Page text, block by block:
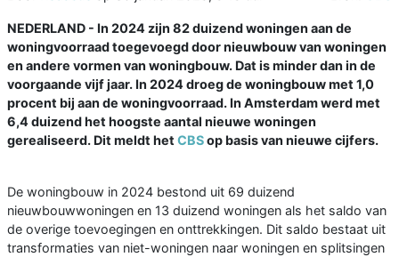
NEDERLAND - In 2024 zijn 82 duizend woningen aan de
woningvoorraad toegevoegd door nieuwbouw van woningen
en andere vormen van woningbouw. Dat is minder dan in de
voorgaande vijf jaar. In 2024 droeg de woningbouw met 1,0
procent bij aan de woningvoorraad. In Amsterdam werd met
6,4 duizend het hoogste aantal nieuwe woningen
gerealiseerd. Dit meldt het CBSop basis van nieuwe cijfers.
De woningbouw in 2024 bestond uit 69 duizend
nieuwbouwwoningen en 13 duizend woningen als het saldo van
de overige toevoegingen en onttrekkingen. Dit saldo bestaat uit
transformaties van niet-woningen naar woningen en splitsingen